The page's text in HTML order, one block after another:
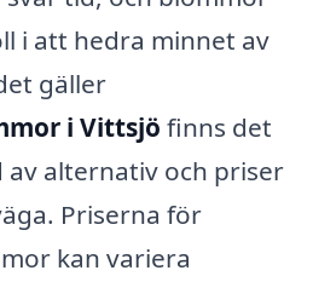
i att hedra minnet av
gäller
i Vittsjö finns det
alternativ och priser
Priserna för
kan variera